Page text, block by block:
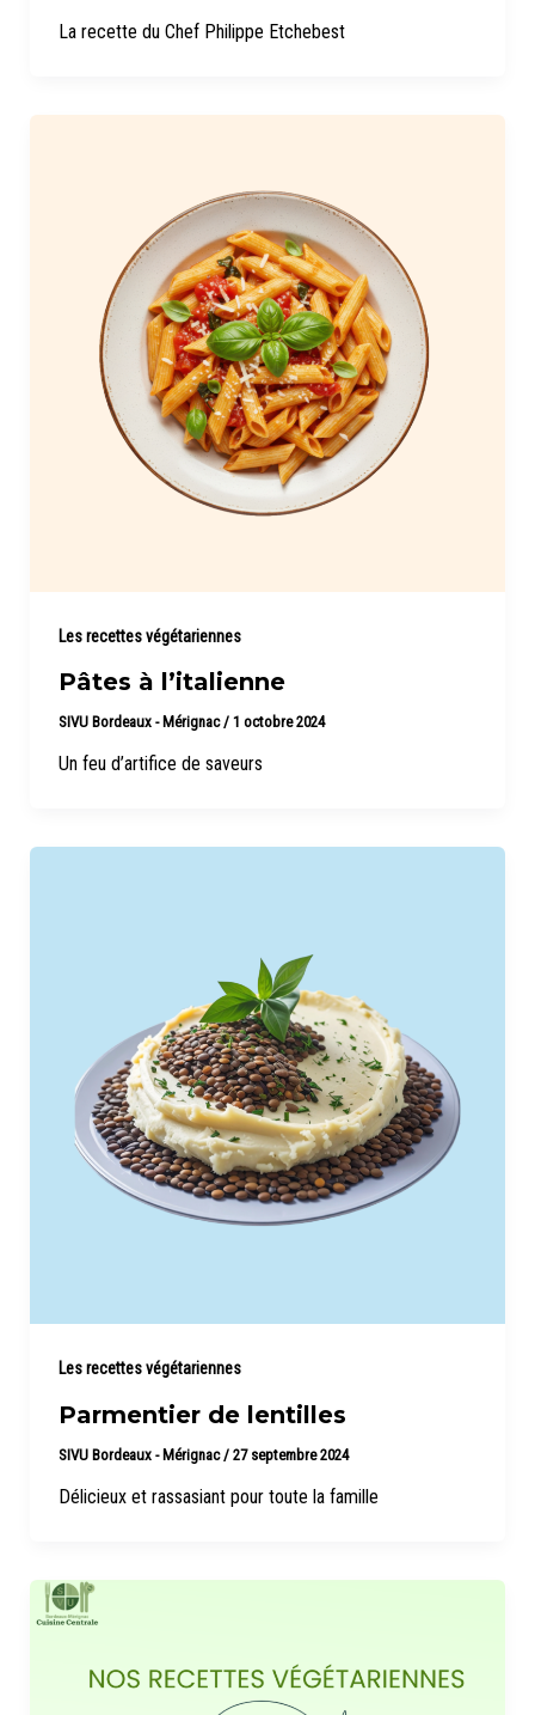
La recette du Chef Philippe Etchebest
Les recettes végétariennes
Pâtes à l’italienne
SIVU Bordeaux - Mérignac/ 1 octobre 2024
Un feu d’artifice de saveurs
Les recettes végétariennes
Parmentier de lentilles
SIVU Bordeaux - Mérignac / 27 septembre 2024
Délicieux et rassasiant pour toute la famille